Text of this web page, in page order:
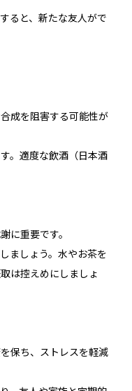
ると、新たな友人がで
成を阻害する可能性が
。適度な飲酒（日本酒
に重要です。
ましょう。水やお茶を
は控えめにしましょ
保ち、ストレスを軽減